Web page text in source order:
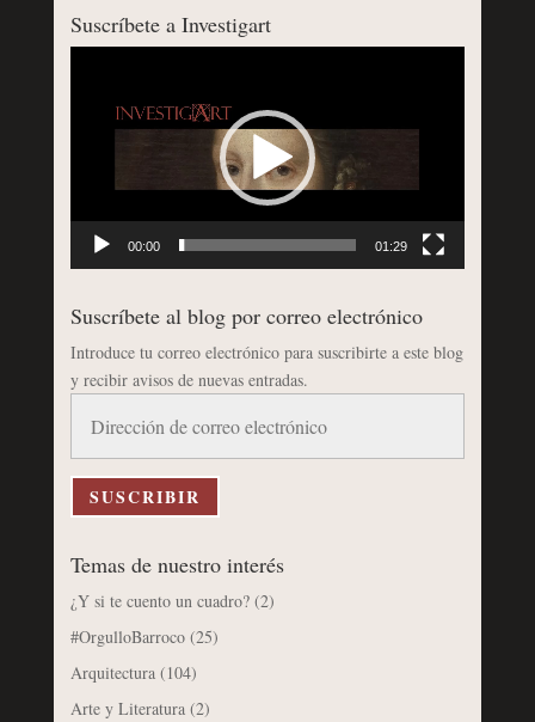
Suscríbete a Investigart
00:00 01:29
Suscríbete al blog por correo electrónico
Introduce tu correo electrónico para suscribirte a este blog
y recibir avisos de nuevas entradas.
correo
electrónico
SUSCRIBIR
Temas de nuestro interés
¿Y si te cuento un cuadro?(2)
#OrgulloBarroco(25)
Arquitectura(104)
Arte y Literatura(2)